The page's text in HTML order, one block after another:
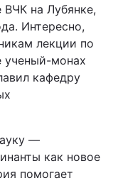
ВЧК на Лубянке,
Интересно,
лекции по
ученый-монах
кафедру
—
как новое
помогает